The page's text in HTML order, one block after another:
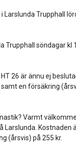
Trupphall
söndagar kl
26 är ännu ej
en försäkring
Varmt
Larslunda.
(årsvis) på 255 kr.